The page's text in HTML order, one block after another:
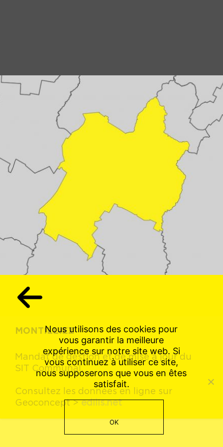
MONTILLIEZ
Mandat de gestion et de mise à jour du
SIT Communal.
Consultez les données en ligne sur
Geoconcept >edilis.net
Nous utilisons des cookies pour
vous garantir la meilleure
expérience sur notre site web. Si
vous continuez à utiliser ce site,
nous supposerons que vous en êtes
satisfait.
OK